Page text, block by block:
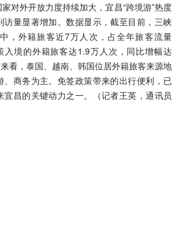
对外开放力度持续加大，宜昌“跨境游”热度
访量显著增加。数据显示，截至目前，三峡
，外籍旅客近7万人次，占全年旅客流量
入境的外籍旅客达1.9万人次，同比增幅达
看，泰国、越南、韩国位居外籍旅客来源地
、商务为主。免签政策带来的出行便利，已
宜昌的关键动力之一。（记者王英，通讯员